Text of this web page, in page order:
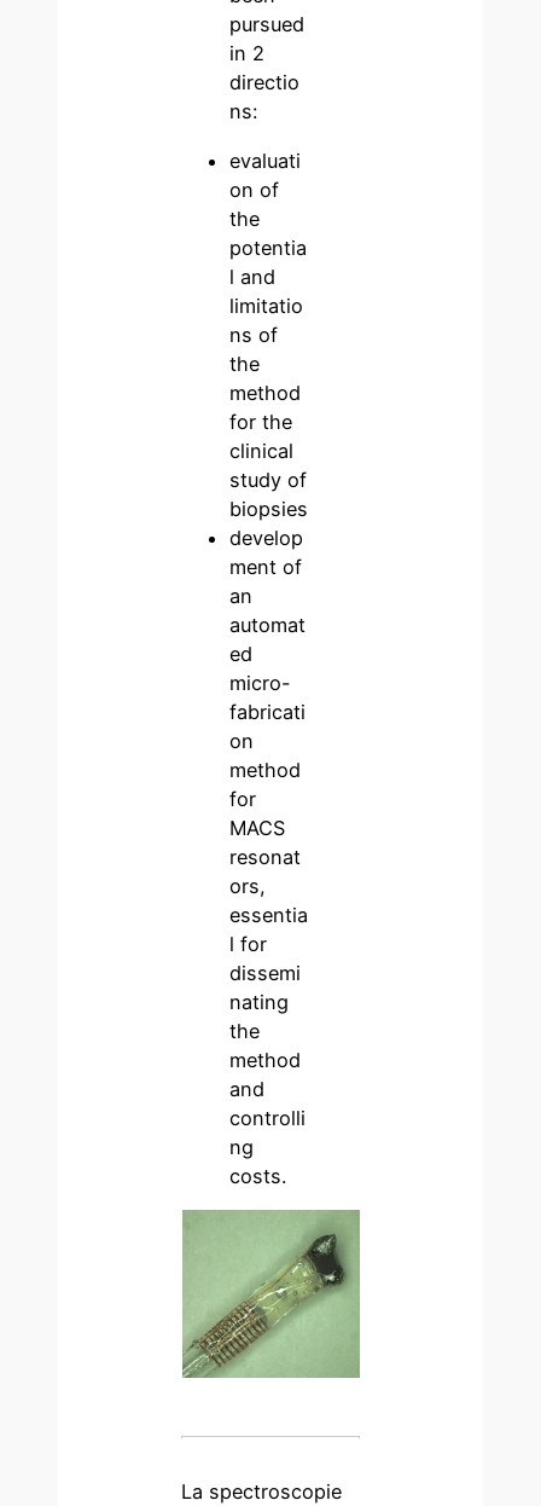
pursued
in 2
directio
ns:
evaluati
on of
the
potentia
l and
limitatio
ns of
the
method
for the
clinical
study of
biopsies
develop
ment of
an
automat
ed
micro-
fabricati
on
method
for
MACS
resonat
ors,
essentia
l for
dissemi
nating
the
method
and
controlli
ng
costs.
La spectroscopie